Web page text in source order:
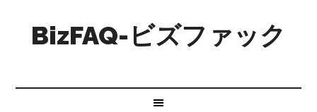
BizFAQ-ビズファック